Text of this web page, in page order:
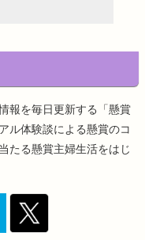
報を毎日更新する「懸賞
ル体験談による懸賞のコ
たる懸賞主婦生活をはじ